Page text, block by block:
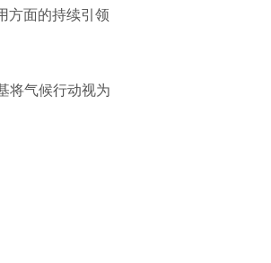
方面的持续引领
将气候行动视为